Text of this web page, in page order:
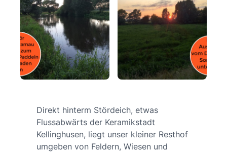
Direkt hinterm Stördeich, etwas
Flussabwärts der Keramikstadt
Kellinghusen, liegt unser kleiner Resthof
umgeben von Feldern, Wiesen und